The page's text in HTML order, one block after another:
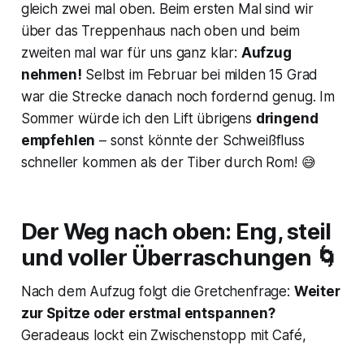
gleich zwei mal oben. Beim ersten Mal sind wir
über das Treppenhaus nach oben und beim
zweiten mal war für uns ganz klar: Aufzug
nehmen! Selbst im Februar bei milden 15 Grad
war die Strecke danach noch fordernd genug. Im
Sommer würde ich den Lift übrigens dringend
empfehlen – sonst könnte der Schweißfluss
schneller kommen als der Tiber durch Rom! 😅
Der Weg nach oben: Eng, steil
und voller Überraschungen 🌀
Nach dem Aufzug folgt die Gretchenfrage: Weiter
zur Spitze oder erstmal entspannen?
Geradeaus lockt ein Zwischenstopp mit Café,